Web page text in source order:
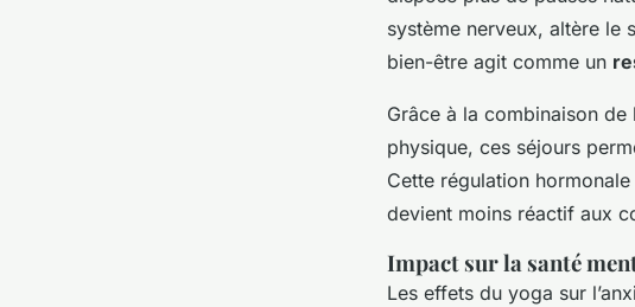
système nerveux, altère le
bien-être agit comme un
Grâce à la combinaison
physique, ces séjours
Cette régulation hormonale
devient moins réactif aux
Impact sur la santé
Les effets du yoga sur